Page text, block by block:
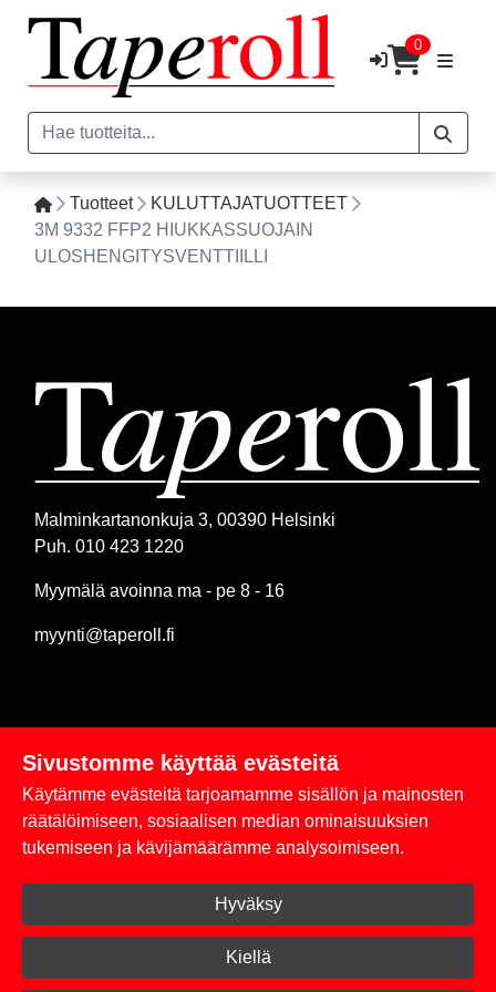
0
Tuotteet
KULUTTAJATUOTTEET
3M 9332 FFP2 HIUKKASSUOJAIN
ULOSHENGITYSVENTTIILLI
Malminkartanonkuja 3, 00390 Helsinki
Puh. 010 423 1220
Myymälä avoinna ma - pe 8 - 16
myynti@taperoll.fi
Linkit
Rekisteriseloste
Toimitus- ja maksuehdot
Kirjaudu sisään
Sivustomme käyttää evästeitä
Käytämme evästeitä tarjoamamme sisällön ja mainosten
räätälöimiseen, sosiaalisen median ominaisuuksien
tukemiseen ja kävijämäärämme analysoimiseen.
Hyväksy
Kiellä